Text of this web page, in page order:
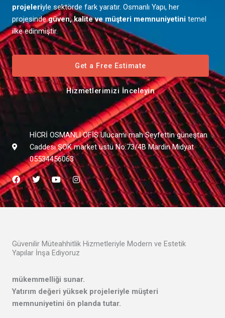
projeleriyle sektörde fark yaratır. Osmanlı Yapı, her
projesindegüven, kalite ve müşteri memnuniyetini temel
ilke edinmiştir.
Get a Free Estimate
Hizmetlerimizi İnceleyin
HİCRİ OSMANLI OFİS Ulucami mah Seyfettin güneştan
Caddesi ŞOK market üstü No:73/4B Mardin Midyat
05534456063
F
a
c
e
b
T
w
i
t
t
Y
o
u
t
u
I
n
s
t
a
m
Güvenilir Müteahhitlik Hizmetleriyle Modern ve Estetik
Yapılar İnşa Ediyoruz
mükemmelliği sunar.
Yatırım değeri yüksek projeleriyle müşteri
memnuniyetini ön planda tutar.